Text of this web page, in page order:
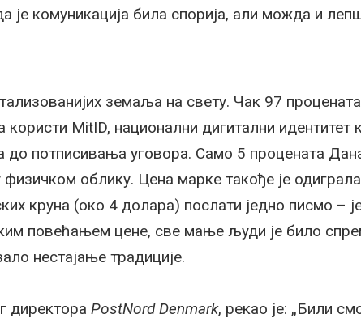
је комуникација била спорија, али можда и
земаља на свету. Чак 97 процената
користи MitID, национални дигитални идентитет
до потписивања уговора. Само 5 процената
облику. Цена марке такође је одиграла
круна (око 4 долара) послати једно писмо –
повећањем цене, све мање људи је било
нестајање традиције.
директора PostNord Denmark, рекао је: „Били